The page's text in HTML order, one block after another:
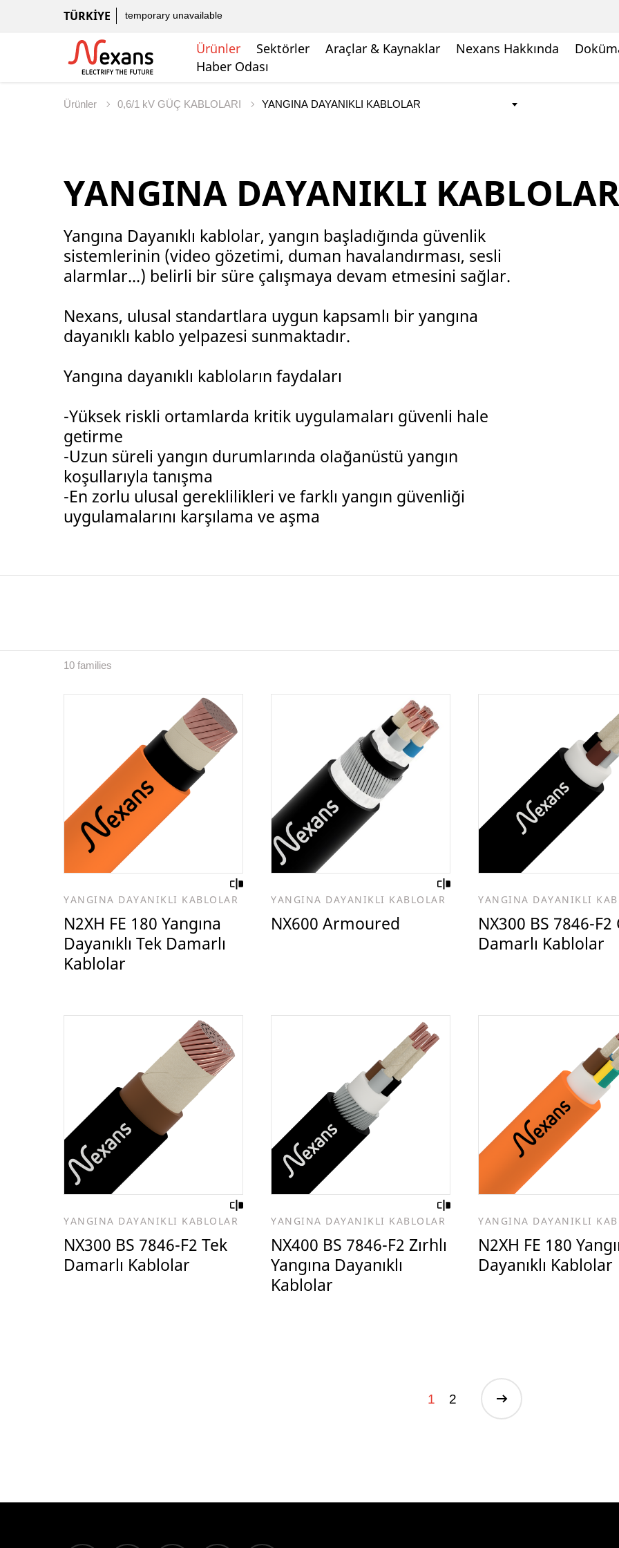
TÜRKIYE temporary unavailable
Ürünler Sektörler Araçlar & Kaynaklar Nexans Hakkında
Haber Odası
Ürünler 0,6/1 kV GÜÇ KABLOLARI
YANGINA DAYANIKLI KABLOLAR
Yangına Dayanıklı kablolar, yangın başladığında güvenlik
sistemlerinin (video gözetimi, duman havalandırması, sesli
alarmlar...) belirli bir süre çalışmaya devam etmesini sağlar.
Nexans, ulusal standartlara uygun kapsamlı bir yangına
dayanıklı kablo yelpazesi sunmaktadır.
Yangına dayanıklı kabloların faydaları
-Yüksek riskli ortamlarda kritik uygulamaları güvenli hale
getirme
-Uzun süreli yangın durumlarında olağanüstü yangın
koşullarıyla tanışma
-En zorlu ulusal gereklilikleri ve farklı yangın güvenliği
uygulamalarını karşılama ve aşma
10 families
YANGINA DAYANIKLI KABLOLAR
N2XH FE 180 Yangına
Dayanıklı Tek Damarlı
Kablolar
YANGINA DAYANIKLI KABLOLAR
NX600 Armoured
YANGINA DAYANIKLI
NX300 BS 7846-F2
Damarlı Kablolar
YANGINA DAYANIKLI KABLOLAR
NX300 BS 7846-F2 Tek
Damarlı Kablolar
YANGINA DAYANIKLI KABLOLAR
NX400 BS 7846-F2 Zırhlı
Yangına Dayanıklı
Kablolar
YANGINA DAYANIKLI
N2XH FE 180
Dayanıklı Kablolar
1 2